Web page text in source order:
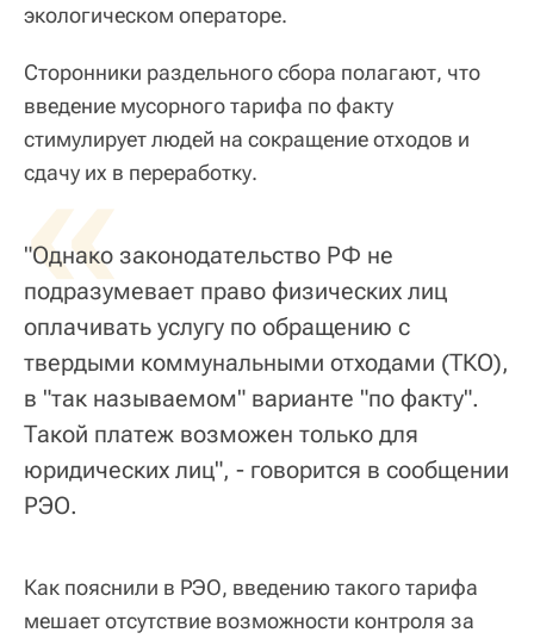
экологическом операторе.
Сторонники раздельного сбора полагают, что
введение мусорного тарифа по факту
стимулирует людей на сокращение отходов и
сдачу их в переработку.
«
"Однако законодательство РФ не
подразумевает право физических лиц
оплачивать услугу по обращению с
твердыми коммунальными отходами (ТКО),
в "так называемом" варианте "по факту".
Такой платеж возможен только для
юридических лиц", - говорится в сообщении
РЭО.
Как пояснили в РЭО, введению такого тарифа
мешает отсутствие возможности контроля за